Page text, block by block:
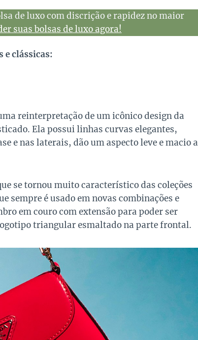
de luxo com discrição e rapidez no maior
suas bolsas de luxo agora!
e clássicas:
reinterpretação de um icônico design da
Ela possui linhas curvas elegantes,
e nas laterais, dão um aspecto leve e macio a
se tornou muito característico das coleções
sempre é usado em novas combinações e
em couro com extensão para poder ser
triangular esmaltado na parte frontal.